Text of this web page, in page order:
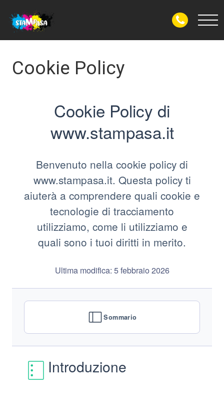
Cookie Policy
Cookie Policy di
www.stampasa.it
Benvenuto nella cookie policy di
www.stampasa.it. Questa policy ti
aiuterà a comprendere quali cookie e
tecnologie di tracciamento
utilizziamo, come li utilizziamo e
quali sono i tuoi diritti in merito.
Ultima modifica: 5 febbraio 2026
Sommario
Introduzione